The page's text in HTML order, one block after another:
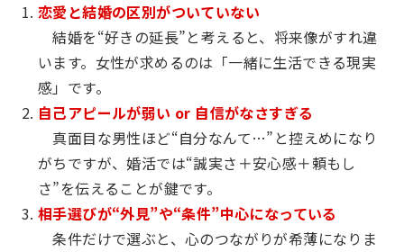
恋愛と結婚の区別がついていない
結婚を“好きの延長”と考えると、将来像がすれ違
います。女性が求めるのは「一緒に生活できる現実
感」です。
自己アピールが弱い or 自信がなさすぎる
真面目な男性ほど“自分なんて…”と控えめになり
がちですが、婚活では“誠実さ＋安心感＋頼もし
さ”を伝えることが鍵です。
相手選びが“外見”や“条件”中心になっている
条件だけで選ぶと、心のつながりが希薄になりま